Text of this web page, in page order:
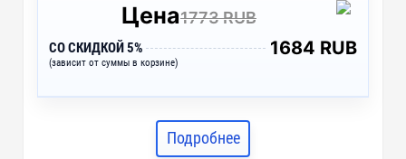
Цена1773 RUB
СО СКИДКОЙ 5%
(зависит от суммы в корзине)
1684 RUB
Подробнее